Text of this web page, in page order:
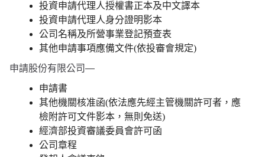
投資申請代理人授權書正本及中文譯本
投資申請代理人身分證明影本
公司名稱及所營事業登記預查表
其他申請事項應備文件(依投審會規定)
申請股份有限公司—
申請書
其他機關核准函(依法應先經主管機關許可者，應
檢附許可文件影本，無則免送)
經濟部投資審議委員會許可函
公司章程